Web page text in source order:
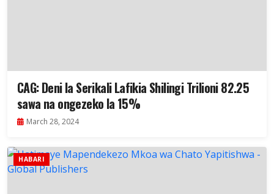
CAG: Deni la Serikali Lafikia Shilingi Trilioni 82.25
sawa na ongezeko la 15%
March 28, 2024
HABARI